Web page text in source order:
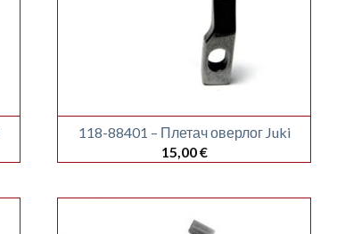
118-88401 – Плетач оверлог Juki
15,00€